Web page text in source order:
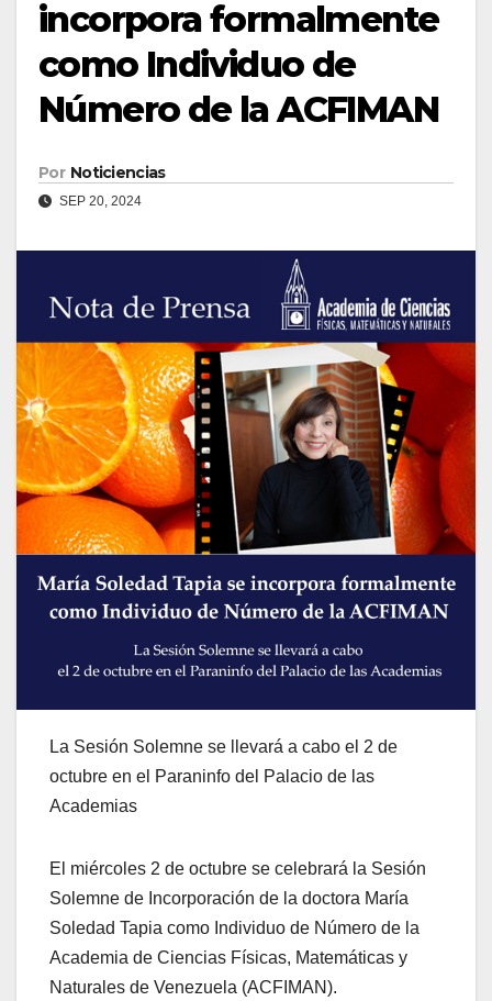
incorpora formalmente
como Individuo de
Número de la ACFIMAN
Por Noticiencias
SEP 20, 2024
La Sesión Solemne se llevará a cabo el 2 de
octubre en el Paraninfo del Palacio de las
Academias
El miércoles 2 de octubre se celebrará la Sesión
Solemne de Incorporación de la doctora María
Soledad Tapia como Individuo de Número de la
Academia de Ciencias Físicas, Matemáticas y
Naturales de Venezuela (ACFIMAN).